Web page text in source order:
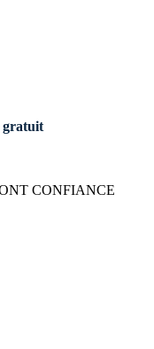
gratuit
CONFIANCE